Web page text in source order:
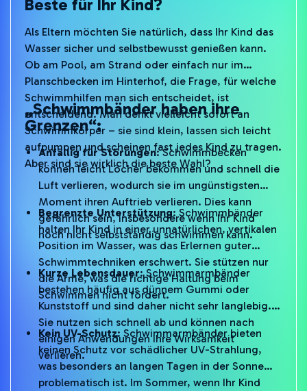
Wasser sicher und selbstbewusst genießen kann.
Ob am Pool, am Strand oder einfach nur im
Planschbecken im Hinterhof, die Frage, für welche
Schwimmhilfen man sich entscheidet, ist
entscheidend. Man denkt vielleicht sofort an
Schwimmkörper – sie sind klein, lassen sich leicht
aufpumpen und scheinen fast jedes Kind zu tragen.
Aber sind sie wirklich die beste Wahl?
„Schwimmbänder haben ihre
Grenzen“:
Anfällig für Störungen : Schwimmbecken
können leicht Löcher bekommen und schnell die
Luft verlieren, wodurch sie im ungünstigsten
Moment ihren Auftrieb verlieren. Dies kann
gefährlich sein, insbesondere wenn Ihr Kind
noch nicht selbstständig schwimmen kann.
Begrenzte Unterstützung: Schwimmbänder
halten Ihr Kind in einer unnatürlichen, vertikalen
Position im Wasser, was das Erlernen guter
Schwimmtechniken erschwert. Sie stützen nur
die Arme, was die richtige Haltung beim
Schwimmen nicht fördert.
Kurze Lebensdauer: Schwimmarmbänder
bestehen häufig aus dünnem Gummi oder
Kunststoff und sind daher nicht sehr langlebig.
Sie nutzen sich schnell ab und können nach
einigen Anwendungen ihre Wirksamkeit
verlieren.
Kein UV-Schutz: Schwimmarmbänder bieten
keinen Schutz vor schädlicher UV-Strahlung,
was besonders an langen Tagen in der Sonne
problematisch ist. Im Sommer, wenn Ihr Kind
stundenlang im Wasser verbringt, ist dieser